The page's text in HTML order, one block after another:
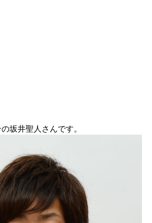
坂井聖人さんです。